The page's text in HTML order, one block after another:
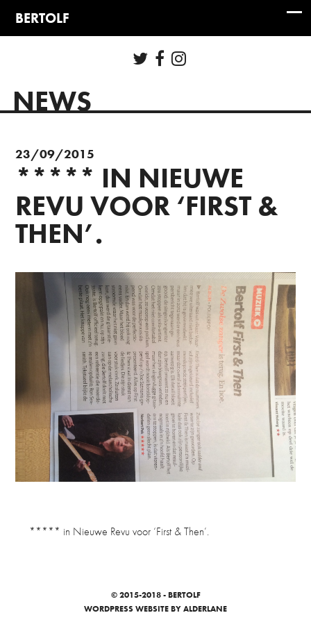
NEWS
23/09/2015
***** IN NIEUWE
REVU VOOR ‘FIRST &
THEN’.
***** in Nieuwe Revu voor ‘First & Then’.
© 2015-2018 - BERTOLF
WORDPRESS WEBSITEBY ALDERLANE